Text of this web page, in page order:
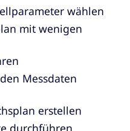
wählen
mit wenigen
Messdaten
erstellen